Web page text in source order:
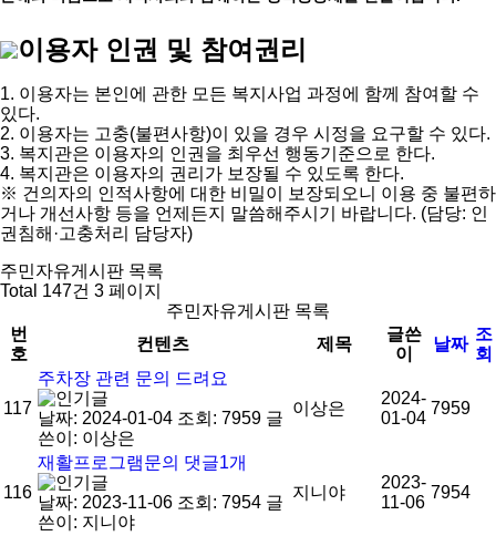
이용자 인권 및 참여권리
1. 이용자는 본인에 관한 모든 복지사업 과정에 함께 참여할 수
있다.
2. 이용자는 고충(불편사항)이 있을 경우 시정을 요구할 수 있다.
3. 복지관은 이용자의 인권을 최우선 행동기준으로 한다.
4. 복지관은 이용자의 권리가 보장될 수 있도록 한다.
※ 건의자의 인적사항에 대한 비밀이 보장되오니 이용 중 불편하
거나 개선사항 등을 언제든지 말씀해주시기 바랍니다. (담당: 인
권침해·고충처리 담당자)
주민자유게시판 목록
Total 147건 3 페이지
주민자유게시판 목록
번
호
컨텐츠 제목
글쓴
이
날짜
조
회
117
주차장 관련 문의 드려요
날짜: 2024-01-04 조회: 7959 글
쓴이: 이상은
이상은
2024-
01-04
7959
116
재활프로그램문의 댓글1개
날짜: 2023-11-06 조회: 7954 글
쓴이: 지니야
지니야
2023-
11-06
7954